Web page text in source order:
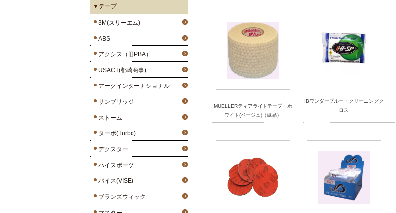
▼テープ
3M(スリーエム)
ABS
アクシス（旧PBA）
USACT(都崎商事)
アークインターナショナル
サンブリッジ
ストーム
ターボ(Turbo)
デクスター
ハイスポーツ
バイス(VISE)
ブランズウィック
MUELLERティアライトテープ・ホ
ワイト(ベージュ)（単品）
IBワンダーブルー・クリーニングク
ロス